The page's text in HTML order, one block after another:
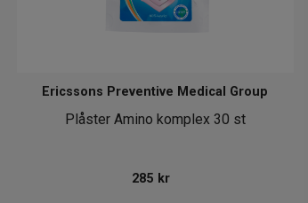
Plåster Amino komplex 30 st
Ericssons Preventive Medical Group
285 kr